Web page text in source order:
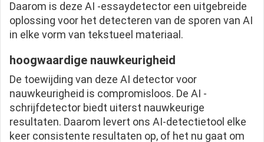
Daarom is deze AI -essaydetector een uitgebreide
oplossing voor het detecteren van de sporen van AI
in elke vorm van tekstueel materiaal.
hoogwaardige nauwkeurigheid
De toewijding van deze AI detector voor
nauwkeurigheid is compromisloos. De AI -
schrijfdetector biedt uiterst nauwkeurige
resultaten. Daarom levert ons AI-detectietool elke
keer consistente resultaten op, of het nu gaat om